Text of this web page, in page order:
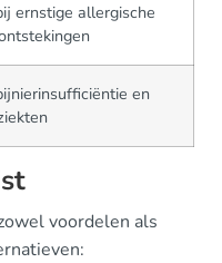
ernstige allergische
en
voordelen als